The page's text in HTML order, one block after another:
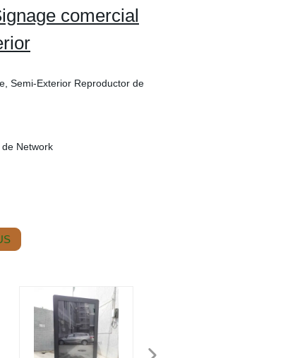
comercial
Semi-Exterior Reproductor de
Network